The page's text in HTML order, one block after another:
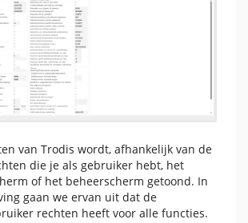
van Trodis wordt, afhankelijk van de
die je als gebruiker hebt, het
of het beheerscherm getoond. In
gaan we ervan uit dat de
rechten heeft voor alle functies.